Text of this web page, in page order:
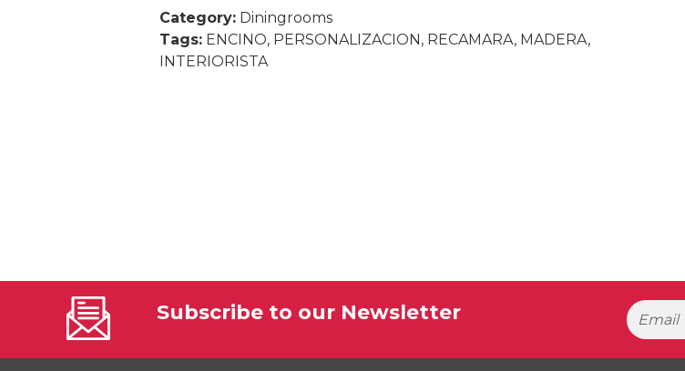
Category:Diningrooms
Tags:ENCINO, PERSONALIZACION, RECAMARA, MADERA,
INTERIORISTA
Subscribe to our Newsletter